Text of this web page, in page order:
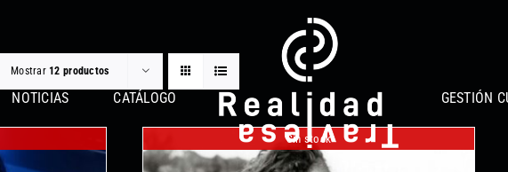
NOTICIAS CATÁLOGO GESTIÓN
Mostrar 12 productos
Sin stock